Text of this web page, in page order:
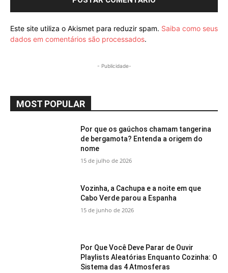
Este site utiliza o Akismet para reduzir spam. Saiba como seus
dados em comentários são processados.
- Publicidade-
MOST POPULAR
Por que os gaúchos chamam tangerina
de bergamota? Entenda a origem do
nome
15 de julho de 2026
Vozinha, a Cachupa e a noite em que
Cabo Verde parou a Espanha
15 de junho de 2026
Por Que Você Deve Parar de Ouvir
Playlists Aleatórias Enquanto Cozinha: O
Sistema das 4 Atmosferas